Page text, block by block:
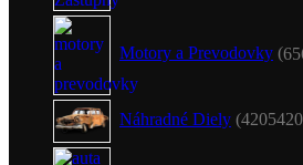
Motory a Prevodovky 65
Náhradné Diely 4205